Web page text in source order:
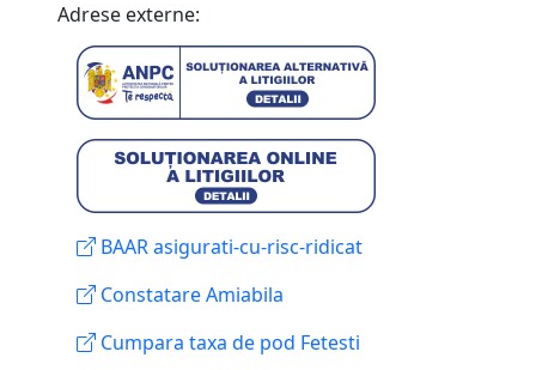
Adrese externe:
BAAR asigurati-cu-risc-ridicat
Constatare Amiabila
Cumpara taxa de pod Fetesti